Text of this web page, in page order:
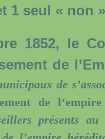
1 seul « non
le
de
de
de
présents au